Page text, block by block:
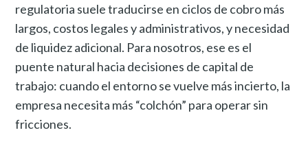
regulatoria suele traducirse en ciclos de cobro más
largos, costos legales y administrativos, y necesidad
de liquidez adicional. Para nosotros, ese es el
puente natural hacia decisiones de capital de
trabajo: cuando el entorno se vuelve más incierto, la
empresa necesita más “colchón” para operar sin
fricciones.